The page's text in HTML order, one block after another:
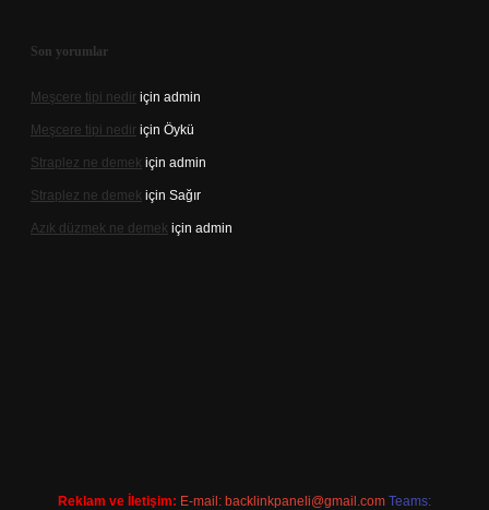
Son yorumlar
Meşcere tipi nedir için admin
Meşcere tipi nedir için Öykü
Straplez ne demek için admin
Straplez ne demek için Sağır
Azık düzmek ne demek için admin
Reklam ve İletişim: E-mail: backlinkpaneli@gmail.com Teams: